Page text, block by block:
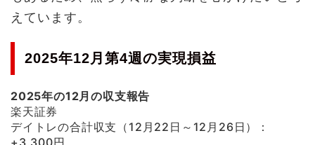
えています。
2025年12月第4週の実現損益
2025年の12月の収支報告
楽天証券
デイトレの合計収支（12月22日～12月26日）：